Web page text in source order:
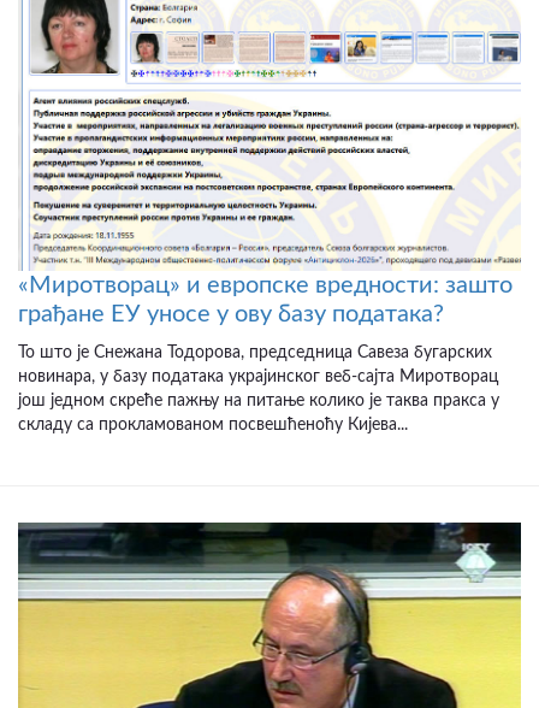
«Миротворац» и европске вредности: зашто
грађане ЕУ уносе у ову базу података?
То што је Снежана Тодорова, председница Савеза бугарских
новинара, у базу података украјинског веб-сајта Миротворац
још једном скреће пажњу на питање колико је таква пракса у
складу са прокламованом посвешћеноћу Кијева...